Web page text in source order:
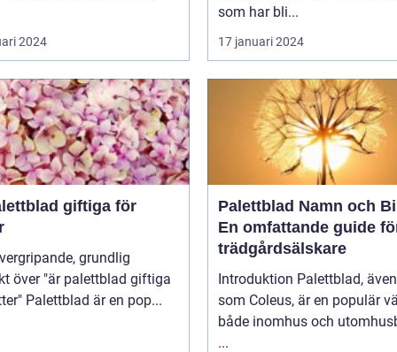
2024
som har bli...
17 januari 2024
giftiga för
över "är palettblad giftiga
för katter" Palettblad är en pop...
Palettblad Namn och
En omfattande guide
trädgårdsälskare
Introduktion Palettblad,
som Coleus, är en populär
både inomhus och
...